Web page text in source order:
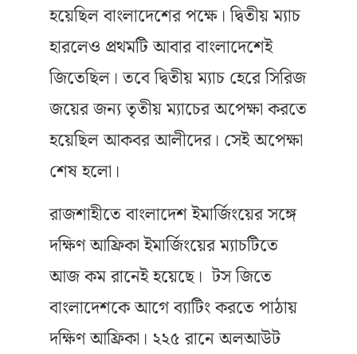
হয়েছিল বাংলাদেশের পক্ষে। দ্বিতীয় ম্যাচ
হারলেও প্রথমটি আবার বাংলাদেশেই
জিতেছিল। তবে দ্বিতীয় ম্যাচ হেরে সিরিজ
জয়ের জন্য তৃতীয় ম্যাচের অপেক্ষা করতে
হয়েছিল আকবর আলীদের। সেই অপেক্ষা
শেষ হলো।
রাজশাহীতে বাংলাদেশ ইমার্জিংয়ের সঙ্গে
দক্ষিণ আফ্রিকা ইমার্জিংয়ের ম্যাচটিতে
আজ কম রানেই হয়েছে। টস জিতে
বাংলাদেশকে আগে ব্যাটিং করতে পাঠায়
দক্ষিণ আফ্রিকা। ২২৫ রানে অলআউট